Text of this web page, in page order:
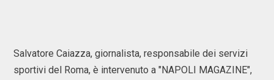
Salvatore Caiazza, giornalista, responsabile dei servizi
sportivi del Roma, è intervenuto a "NAPOLI MAGAZINE",